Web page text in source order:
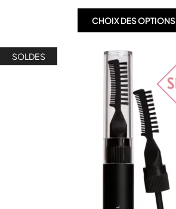
CHOIX DES OPTIONS
SOLDES